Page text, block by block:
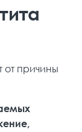
от причины